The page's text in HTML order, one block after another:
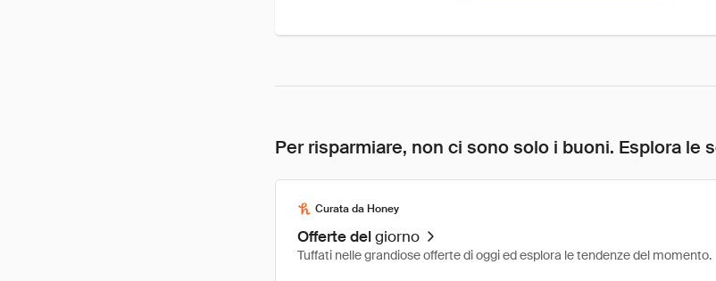
Per risparmiare, non ci sono solo i buoni. Esplora
Curata da Honey
Offerte delgiorno
Tuffati nelle grandiose offerte di oggi ed esplora le tendenze del momento.